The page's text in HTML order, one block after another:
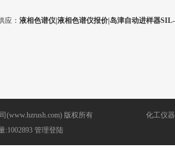
应： 液相色谱仪|液相色谱仪报价|岛津自动进样器
(www.hzrush.com) 版权所有
:1002893 管理登陆
化工仪